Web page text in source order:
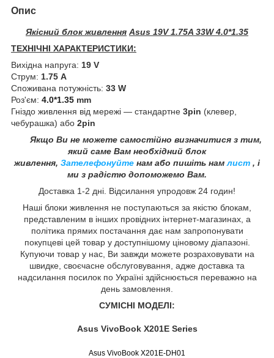
Опис
Якісний блок живлення Asus 19V 1.75A 33W 4.0*1.35
ТЕХНІЧНІ ХАРАКТЕРИСТИКИ:
Вихідна напруга: 19 V
Струм: 1.75 A
Споживана потужність: 33 W
Роз'єм: 4.0*1.35 mm
Гніздо живлення від мережі — стандартне 3pin (клевер,
чебурашка) або 2pin
Якщо Ви не можете самостійно визначитися з тим,
який саме Вам необхідний блок
живлення, Зателефонуйте нам або пишіть намлист , і
ми з радістю допоможемо Вам.
Доставка 1-2 дні. Відсилання упродовж 24 годин!
Наші блоки живлення не поступаються за якістю блокам,
представленим в інших провідних інтернет-магазинах, а
політика прямих постачання дає нам запропонувати
покупцеві цей товар у доступнішому ціновому діапазоні.
Купуючи товар у нас, Ви завжди можете розраховувати на
швидке, своєчасне обслуговування, адже доставка та
надсилання посилок по Україні здійснюється переважно на
день замовлення.
СУМІСНІ МОДЕЛІ:
Asus VivoBook X201E Series
Asus VivoBook X201E-DH01